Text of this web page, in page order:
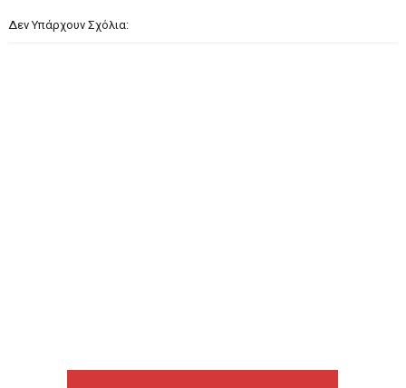
Δεν Υπάρχουν Σχόλια: